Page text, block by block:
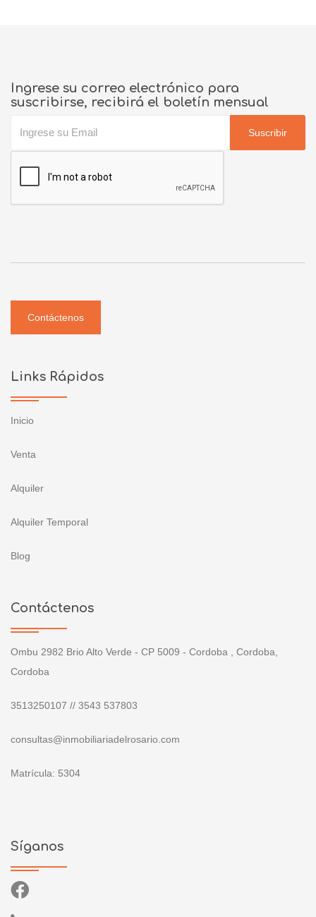
Ingrese su correo electrónico para
suscribirse, recibirá el boletín mensual
Suscribir
Contáctenos
Links Rápidos
Inicio
Venta
Alquiler
Alquiler Temporal
Blog
Contáctenos
Ombu 2982 Brio Alto Verde - CP 5009 - Cordoba , Cordoba,
Cordoba
3513250107 // 3543 537803
consultas@inmobiliariadelrosario.com
Matrícula: 5304
Síganos